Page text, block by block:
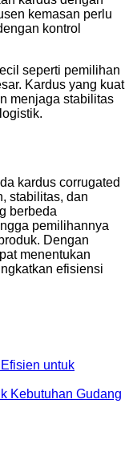
kemasan perlu
kontrol
seperti pemilihan
Kardus yang kuat
menjaga stabilitas
kardus corrugated
stabilitas, dan
berbeda
pemilihannya
Dengan
menentukan
efisiensi
untuk
Kebutuhan Gudang